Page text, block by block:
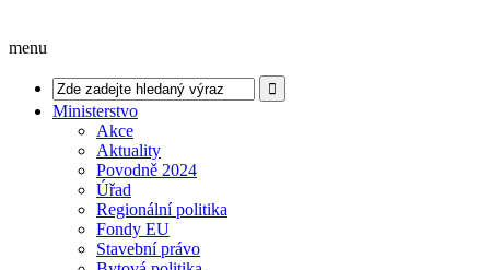
menu
Ministerstvo
Akce
Aktuality
Povodně 2024
Úřad
Regionální politika
Fondy EU
Stavební právo